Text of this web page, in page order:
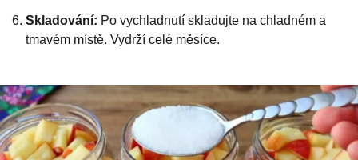
Skladování: Po vychladnutí skladujte na chladném a
tmavém místě. Vydrží celé měsíce.